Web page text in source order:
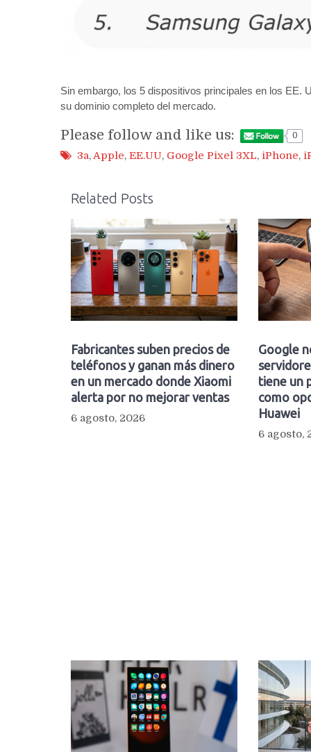
Sin embargo, los 5 dispositivos principales en los EE.
su dominio completo del mercado.
Please follow and like us: 0
3a, Apple, EE.UU, Google Pixel 3XL, iPhone,
Related Posts
Fabricantes suben precios de
teléfonos y ganan más dinero
en un mercado donde Xiaomi
alerta por no mejorar ventas
6 agosto, 2026
Google
tiene un
como
Huawei
6 agosto,